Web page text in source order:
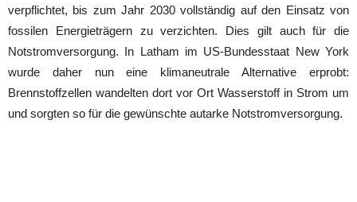
verpflichtet, bis zum Jahr 2030 vollständig auf den Einsatz von
fossilen Energieträgern zu verzichten. Dies gilt auch für die
Notstromversorgung. In Latham im US-Bundesstaat New York
wurde daher nun eine klimaneutrale Alternative erprobt:
Brennstoffzellen wandelten dort vor Ort Wasserstoff in Strom um
und sorgten so für die gewünschte autarke Notstromversorgung.